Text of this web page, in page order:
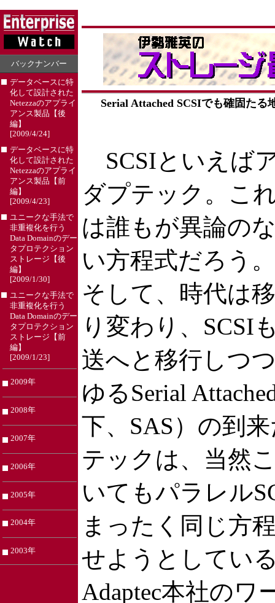
バックナンバー
データベースに特
化して設計された
Netezzaのアプライ
アンス製品【後
編】
[2009/4/24]
データベースに特
化して設計された
Netezzaのアプライ
アンス製品【前
編】
[2009/4/23]
ユニークな手法で
非重複化を行う
Data Domainのデー
タプロテクション
ストレージ【後
編】
[2009/1/30]
ユニークな手法で
非重複化を行う
Data Domainのデー
タプロテクション
ストレージ【前
編】
[2009/1/23]
2009年
2008年
2007年
2006年
2005年
2004年
2003年
Serial Attached SCSIでも確固たる
SCSIといえば
ダプテック。こ
は誰もが異論の
い方程式だろう。
そして、時代は移
り変わり、SCSI
送へと移行しつ
ゆるSerial
下、SAS）の到
テックは、当然
いてもパラレル
まったく同じ方
せようとしてい
Adaptec本社のワ